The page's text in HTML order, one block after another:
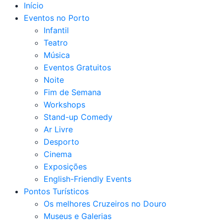
Início
Eventos no Porto
Infantil
Teatro
Música
Eventos Gratuitos
Noite
Fim de Semana
Workshops
Stand-up Comedy
Ar Livre
Desporto
Cinema
Exposições
English-Friendly Events
Pontos Turísticos
Os melhores Cruzeiros no Douro​
Museus e Galerias